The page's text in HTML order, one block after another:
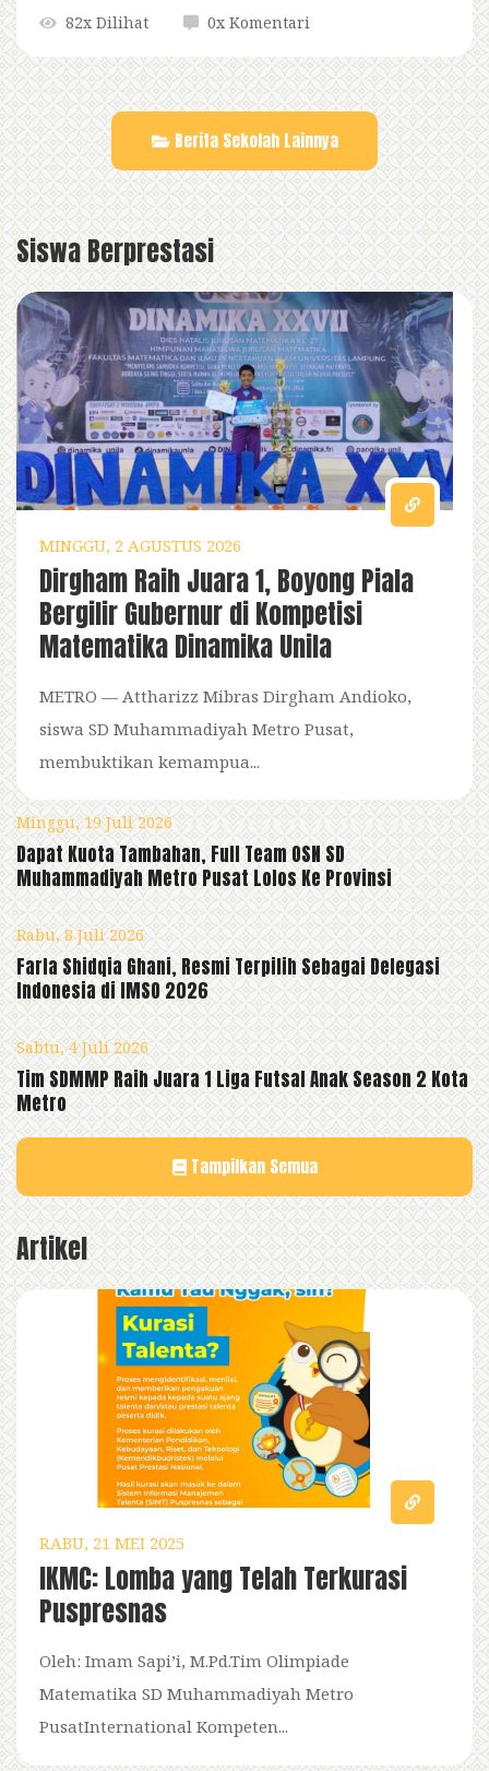
82x Dilihat 0x Komentari
Berita Sekolah Lainnya
Siswa Berprestasi
MINGGU, 2 AGUSTUS 2026
Dirgham Raih Juara 1, Boyong Piala
Bergilir Gubernur di Kompetisi
Matematika Dinamika Unila
METRO — Attharizz Mibras Dirgham Andioko,
siswa SD Muhammadiyah Metro Pusat,
membuktikan kemampua...
Minggu, 19 Juli 2026
Dapat Kuota Tambahan, Full Team OSN SD
Muhammadiyah Metro Pusat Lolos Ke Provinsi
Rabu, 8 Juli 2026
Farla Shidqia Ghani, Resmi Terpilih Sebagai Delegasi
Indonesia di IMSO 2026
Sabtu, 4 Juli 2026
Tim SDMMP Raih Juara 1 Liga Futsal Anak Season 2 Kota
Metro
Tampilkan Semua
Artikel
RABU, 21 MEI 2025
IKMC: Lomba yang Telah Terkurasi
Puspresnas
Oleh: Imam Sapi’i, M.Pd.Tim Olimpiade
Matematika SD Muhammadiyah Metro
PusatInternational Kompeten...